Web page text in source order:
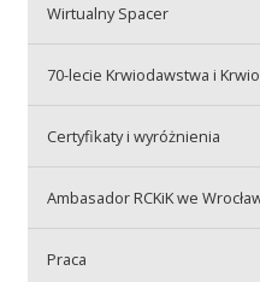
RODO
Wirtualny Spacer
70-lecie Krwiodawstwa i
Certyfikaty i wyróżnienia
Ambasador RCKiK we
Praca